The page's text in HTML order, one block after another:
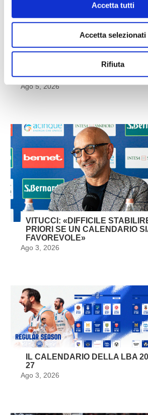
Accetta tutti
Accetta selezionati
Rifiuta
MAZZARINO: «CANTÙ È
PALLACANESTRO»
Ago 5, 2026
VITUCCI: «DIFFICILE
PRIORI SE UN CALENDARIO
FAVOREVOLE»
Ago 3, 2026
IL CALENDARIO DELLA LBA
27
Ago 3, 2026